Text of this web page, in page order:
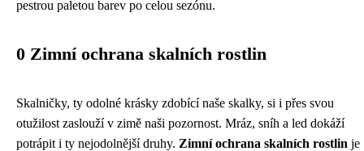
pestrou paletou barev po celou sezónu.
0 Zimní ochrana skalních rostlin
Skalničky, ty odolné krásky zdobící naše skalky, si i přes svou
otužilost zaslouží v zimě naši pozornost. Mráz, sníh a led dokáží
potrápit i ty nejodolnější druhy. Zimní ochrana skalních rostlin je